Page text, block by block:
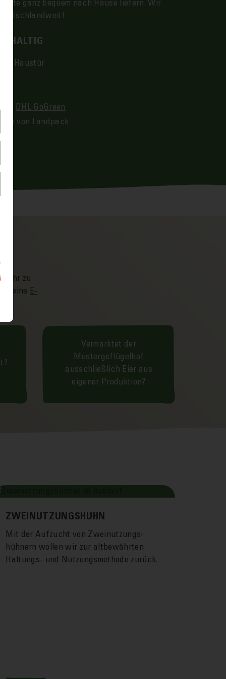
ganz bequem nach Hause liefern. Wir
Haus­tür
DHL GoGreen
von
Land­pack
zu
eine E-
Vermarktet der
Mustergeflügelhof
ausschließlich Eier aus
eigener Produktion?
ZWEINUTZUNGSHUHN
Mit der Auf­zucht von Zweinutzungs­
hühnern wollen wir zur alt­bewährten
Haltungs- und Nutzungs­methode zurück.